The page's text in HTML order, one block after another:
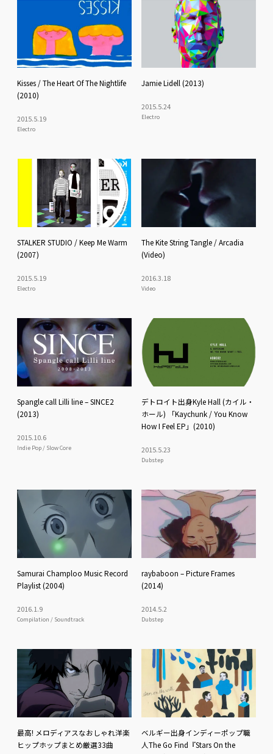
Kisses / The Heart Of The Nightlife
(2010)
2015.5.19
Electro
Jamie Lidell (2013)
2015.5.24
Electro
STALKER STUDIO / Keep Me Warm
(2007)
2015.5.19
Electro
The Kite String Tangle / Arcadia
(Video)
2016.3.18
Video
Spangle call Lilli line – SINCE2
(2013)
2015.10.6
Indie Pop / Slow Core
デトロイト出身Kyle Hall (カイル・
ホール) 「Kaychunk / You Know
How I Feel EP」(2010)
2015.5.23
Dubstep
Samurai Champloo Music Record
Playlist (2004)
2016.1.9
Compilation / Soundtrack
raybaboon – Picture Frames
(2014)
2014.5.2
Dubstep
最高! メロディアスなおしゃれ洋楽
ヒップホップまとめ厳選33曲
ベルギー出身インディーポップ職
人The Go Find『Stars On the